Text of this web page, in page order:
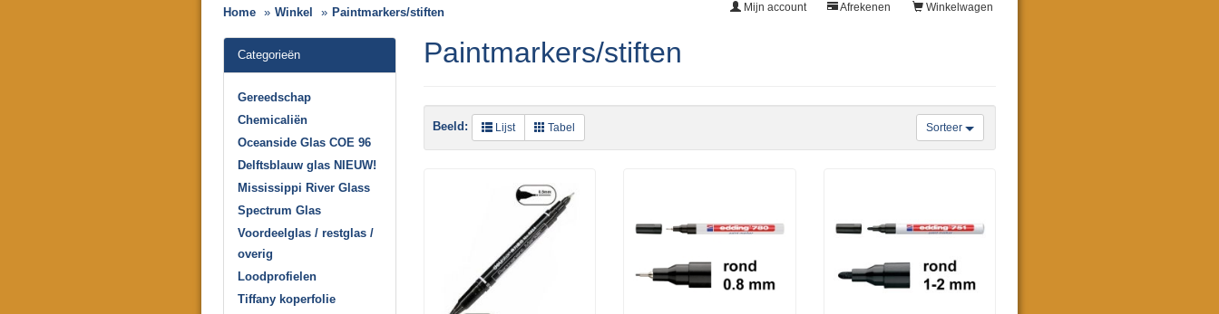
Home Winkel Paintmarkers/stiften Winkelwagen
Afrekenen
Mijn account
Paintmarkers/stiften
Sorteer
Beeld: Lijst Tabel
Categorieën
Gereedschap
Chemicaliën
Oceanside Glas COE 96
Delftsblauw glas NIEUW!
Mississippi River Glass
Spectrum Glas
Voordeelglas / restglas /
overig
Loodprofielen
Tiffany koperfolie